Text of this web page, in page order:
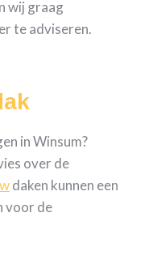
wij graag
te adviseren.
in Winsum?
over de
daken kunnen een
voor de